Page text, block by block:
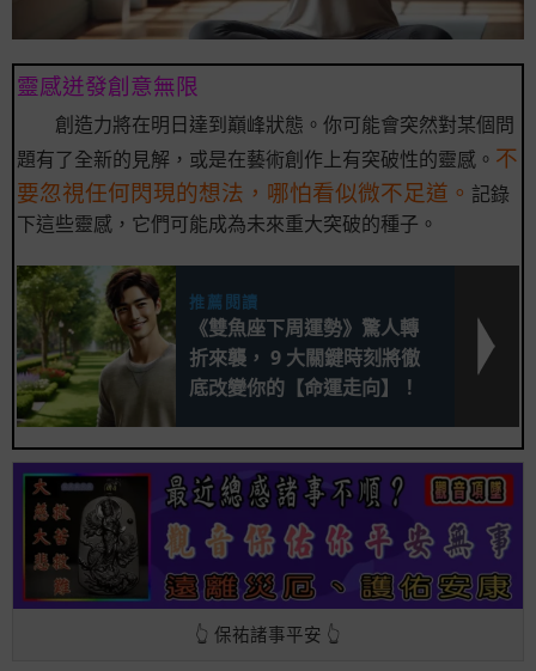
靈感迸發創意無限
創造力將在明日達到巔峰狀態。你可能會突然對某個問
題有了全新的見解，或是在藝術創作上有突破性的靈感。 不
要忽視任何閃現的想法，哪怕看似微不足道。 記錄
下這些靈感，它們可能成為未來重大突破的種子。
推薦閱讀
《雙魚座下周運勢》驚人轉
折來襲， 9 大關鍵時刻將徹
底改變你的【命運走向】！
👆 保祐諸事平安 👆